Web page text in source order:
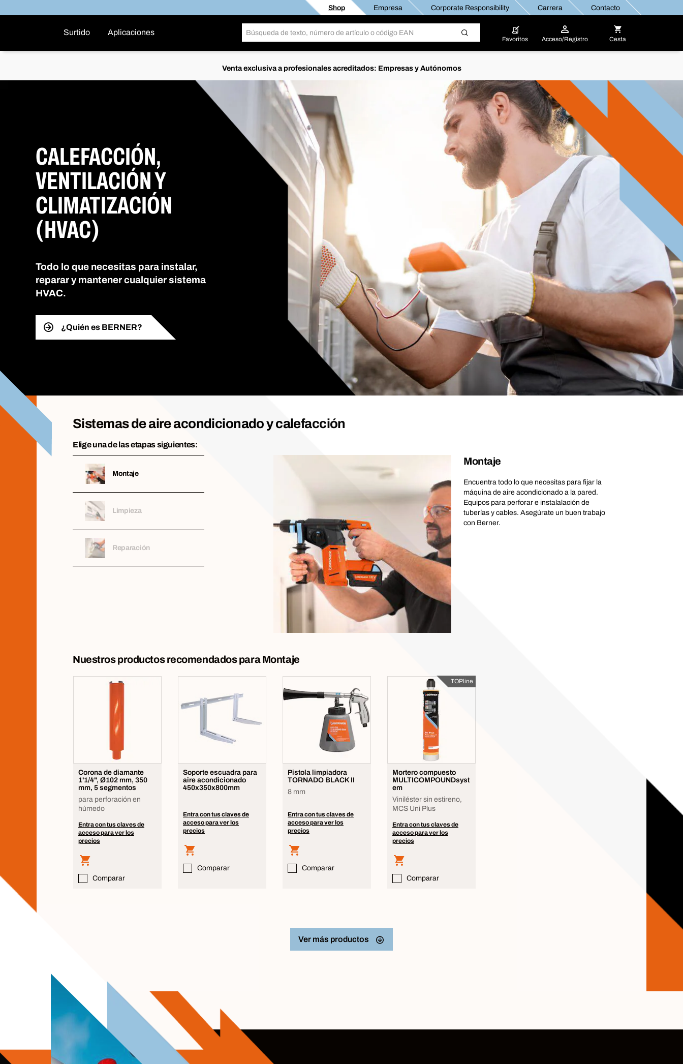
Shop Empresa Corporate Responsibility Carrera Contacto
Surtido Aplicaciones
Favoritos Acceso/Registro Cesta
Venta exclusiva a profesionales acreditados: Empresas y Autónomos
CALEFACCIÓN,
VENTILACIÓN Y
CLIMATIZACIÓN
(HVAC)
Todo lo que necesitas para instalar,
reparar y mantener cualquier sistema
HVAC.
¿Quién es BERNER?
Sistemas de aire acondicionado y calefacción
Elige una de las etapas siguientes:
Montaje
Limpieza
Reparación
Montaje
Encuentra todo lo que necesitas para fijar la
máquina de aire acondicionado a la pared.
Equipos para perforar e instalalación de
tuberías y cables. Asegúrate un buen trabajo
con Berner.
Nuestros productos recomendados para Montaje
Corona de diamante
1'1/4", Ø102 mm, 350
mm, 5 segmentos
para perforación en
húmedo
Entra con tus claves de
acceso para ver los
precios
Comparar
Soporte escuadra para
aire acondicionado
450x350x800mm
Entra con tus claves de
acceso para ver los
precios
Comparar
Pistola limpiadora
TORNADO BLACK II
8 mm
Entra con tus claves de
acceso para ver los
precios
Comparar
TOPline
Mortero compuesto
MULTICOMPOUNDsyst
em
Viniléster sin estireno,
MCS Uni Plus
Entra con tus claves de
acceso para ver los
precios
Comparar
Ver más productos